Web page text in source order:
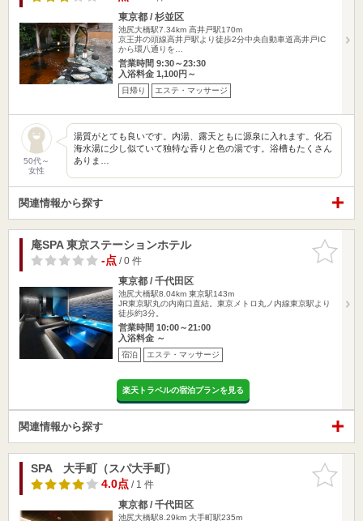
東京都 / 杉並区
池尻大橋駅7.34km 高井戸駅170m
京王井の頭線高井戸駅より徒歩2分中央自動車道高井戸IC
から環八通りを…
営業時間 9:30～23:30
入浴料金 1,100円～
日帰り エステ・マッサージ
50代～
女性
湯質がとても良いです。内湯、露天ともに源泉に入れます。化石
海水湯に少し似ていて独特な香りと色の湯です。浴槽もたくさん
ありま…
関連情報から探す
お気に入
りに追加
庵SPA 東京ステーションホテル
-点/ 0 件
東京都 / 千代田区
池尻大橋駅8.04km 東京駅143m
JR東京駅丸の内南口直結。東京メトロ丸ノ内線東京駅より
徒歩約3分。
営業時間 10:00～21:00
入浴料金 ～
宿泊 エステ・マッサージ
楽天トラベルの宿泊プランを見る
関連情報から探す
お気に入
りに追加
SPA 大手町（スパ大手町）
4.0点/ 1 件
東京都 / 千代田区
池尻大橋駅8.29km 大手町駅235m